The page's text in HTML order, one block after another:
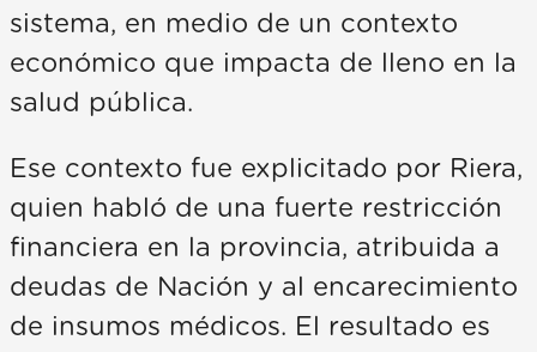
sistema, en medio de un contexto
económico que impacta de lleno en la
salud pública.
Ese contexto fue explicitado por Riera,
quien habló de una fuerte restricción
financiera en la provincia, atribuida a
deudas de Nación y al encarecimiento
de insumos médicos. El resultado es